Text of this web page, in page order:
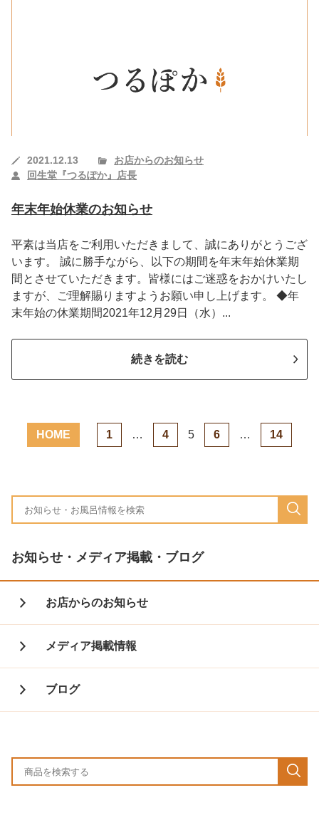
2021.12.13
お店からのお知らせ
回生堂『つるぽか』店長
年末年始休業のお知らせ
平素は当店をご利用いただきまして、誠にありがとうござ
います。 誠に勝手ながら、以下の期間を年末年始休業期
間とさせていただきます。皆様にはご迷惑をおかけいたし
ますが、ご理解賜りますようお願い申し上げます。 ◆年
末年始の休業期間2021年12月29日（水）...
続きを読む
HOME 1 … 4 5 6 … 14
お知らせ・メディア掲載・ブログ
お店からのお知らせ
メディア掲載情報
ブログ